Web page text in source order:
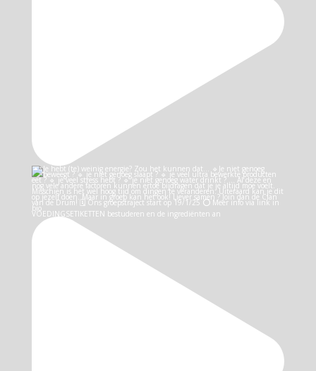
VOEDINGSETIKETTEN bestuderen en de ingrediënten an